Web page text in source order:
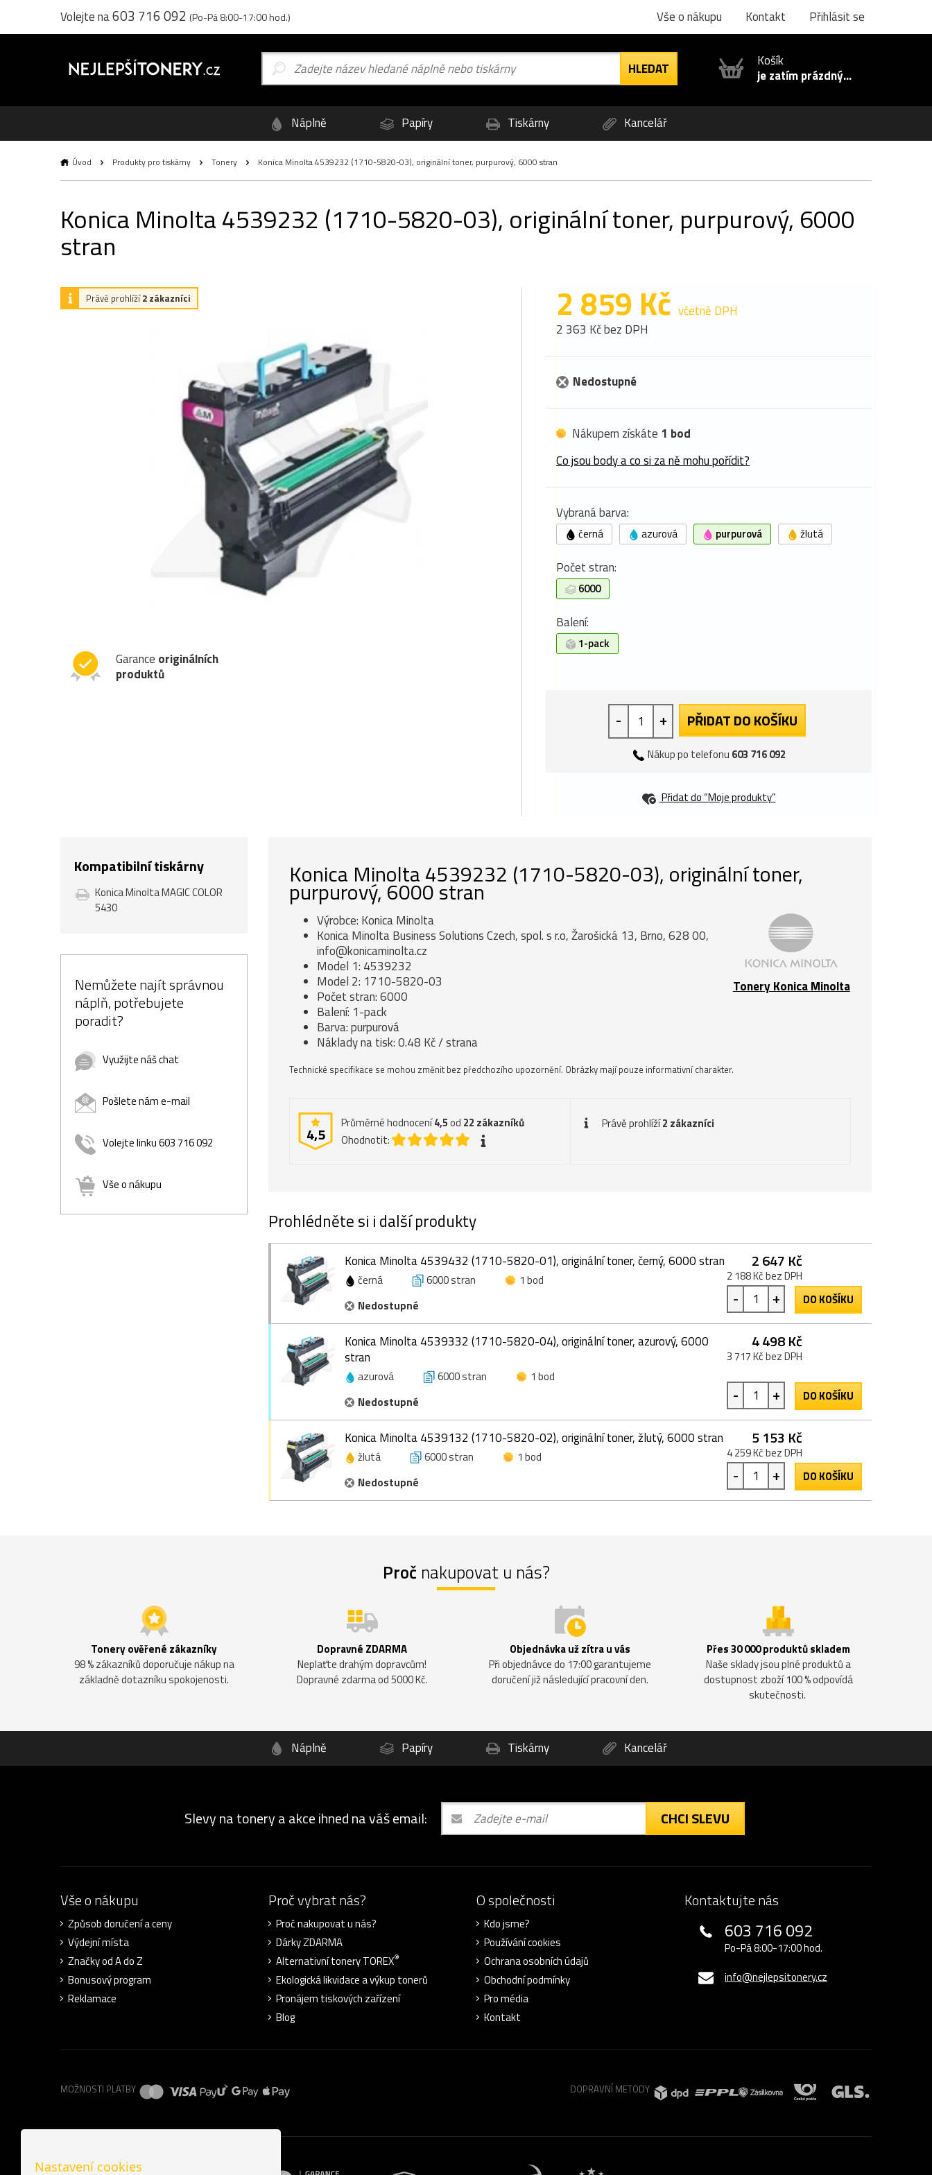
Volejte na603 716 092 (Po-Pá 8:00-17:00 hod.) Vše o nákupu Kontakt Přihlásit se
Košík
je zatím prázdný...
Náplně Papíry Tiskárny Kancelář
Úvod Produkty pro tiskárny Tonery Konica Minolta 4539232 (1710-5820-03), originální toner, purpurový, 6000 stran
Konica Minolta 4539232 (1710-5820-03), originální toner, purpurový, 6000
stran
Právě prohlíží2 zákazníci
Garance originálních
produktů
2 859 Kč včetně DPH
2 363 Kč bez DPH
Nedostupné
Nákupem získáte 1 bod
Co jsou body a co si za ně mohu pořídit?
Vybraná barva:
černá azurová purpurová žlutá
Počet stran:
6000
Balení:
1-pack
- + PŘIDAT DO KOŠÍKU
Nákup po telefonu 603 716 092
Přidat do “Moje produkty”
Kompatibilní tiskárny
Konica Minolta MAGIC COLOR
5430
Nemůžete najít správnou
náplň, potřebujete
poradit?
Využijte náš chat
Pošlete nám e-mail
Volejte linku 603 716 092
Vše o nákupu
Konica Minolta 4539232 (1710-5820-03), originální toner,
purpurový, 6000 stran
Tonery Konica Minolta
Výrobce: Konica Minolta
Konica Minolta Business Solutions Czech, spol. s r.o, Žarošická 13, Brno, 628 00,
info@konicaminolta.cz
Model 1: 4539232
Model 2: 1710-5820-03
Počet stran: 6000
Balení: 1-pack
Barva: purpurová
Náklady na tisk: 0.48 Kč / strana
Technické specifikace se mohou změnit bez předchozího upozornění. Obrázky mají pouze informativní charakter.
4,5
Průměrné hodnocení4,5od 22 zákazníků
Ohodnotit:
Právě prohlíží2 zákazníci
Prohlédněte si i další produkty
Konica Minolta 4539432 (1710-5820-01), originální toner, černý, 6000 stran
černá 6000 stran
1 bod
Nedostupné
2 647 Kč
2 188 Kč bez DPH
- + DO KOŠÍKU
Konica Minolta 4539332 (1710-5820-04), originální toner, azurový, 6000
stran
azurová 6000 stran
1 bod
Nedostupné
4 498 Kč
3 717 Kč bez DPH
- + DO KOŠÍKU
Konica Minolta 4539132 (1710-5820-02), originální toner, žlutý, 6000 stran
žlutá 6000 stran
1 bod
Nedostupné
5 153 Kč
4 259 Kč bez DPH
- + DO KOŠÍKU
Proč nakupovat u nás?
Tonery ověřené zákazníky
98 % zákazníků doporučuje nákup na
základně dotazníku spokojenosti.
Dopravné ZDARMA
Neplaťte drahým dopravcům!
Dopravné zdarma od 5000 Kč.
Objednávka už zítra u vás
Při objednávce do 17:00 garantujeme
doručení již následující pracovní den.
Přes 30 000 produktů skladem
Naše sklady jsou plné produktů a
dostupnost zboží 100 % odpovídá
skutečnosti.
Náplně Papíry Tiskárny Kancelář
Slevy na tonery a akce ihned na váš email: CHCI SLEVU
Vše o nákupu
Způsob doručení a ceny
Výdejní místa
Značky od A do Z
Bonusový program
Reklamace
Proč vybrat nás?
Proč nakupovat u nás?
Dárky ZDARMA
Alternativní tonery TOREX®
Ekologická likvidace a výkup tonerů
Pronájem tiskových zařízení
Blog
O společnosti
Kdo jsme?
Používání cookies
Ochrana osobních údajů
Obchodní podmínky
Pro média
Kontakt
Kontaktujte nás
603 716 092
Po-Pá 8:00-17:00 hod.
info@nejlepsitonery.cz
MOŽNOSTI PLATBY DOPRAVNÍ METODY
Nastavení cookies